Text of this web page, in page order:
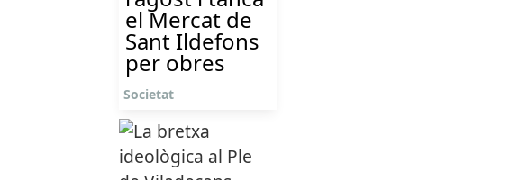
el Mercat de
Sant Ildefons
per obres
Societat